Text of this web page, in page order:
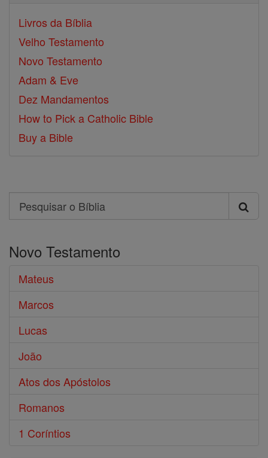
Livros da Bíblia
Velho Testamento
Novo Testamento
Adam & Eve
Dez Mandamentos
How to Pick a Catholic Bible
Buy a Bible
Search
Pesquisar
Bíblia
Novo Testamento
Mateus
Marcos
Lucas
João
Atos dos Apóstolos
Romanos
1 Coríntios